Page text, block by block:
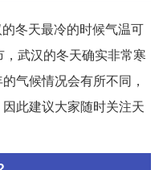
冬天最冷的时候气温可
武汉的冬天确实非常寒
气候情况会有所不同，
此建议大家随时关注天